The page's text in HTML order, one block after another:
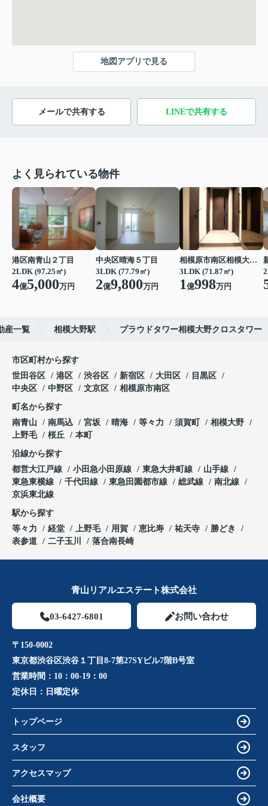
地図アプリで見る
メールで共有する LINEで共有する
よく見られている物件
港区南青山２丁目
2LDK (97.25㎡)
4億5,000万円
中央区晴海５丁目
3LDK (77.79㎡)
2億9,800万円
相模原市南区相模大野４丁目
3LDK (71.87㎡)
1億998万円
産一覧 相模大野駅 プラウドタワー相模大野クロスタワー
市区町村から探す
世田谷区
港区 渋谷区 新宿区 大田区
目黒区
中央区
中野区 文京区 相模原市南区
町名から探す
南青山
南馬込 宮坂 晴海 等々力 須賀町
相模大野
上野毛
桜丘 本町
沿線から探す
都営大江戸線
小田急小田原線 東急大井町線
山手線
東急東横線
千代田線 東急田園都市線 総武線
南北線
京浜東北線
駅から探す
等々力
経堂 上野毛 用賀 恵比寿 祐天寺
勝どき
表参道
二子玉川 落合南長崎
青山リアルエステート株式会社
03-6427-6801 お問い合わせ
〒150-0002
東京都渋谷区渋谷１丁目8-7第27SYビル7階B号室
営業時間： 10：00-19：00
定休日： 日曜定休
トップページ
スタッフ
アクセスマップ
会社概要